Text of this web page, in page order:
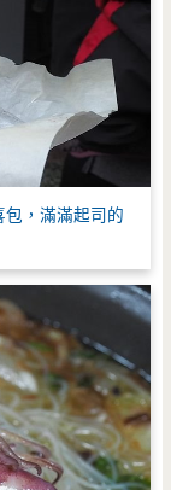
，滿滿起司的